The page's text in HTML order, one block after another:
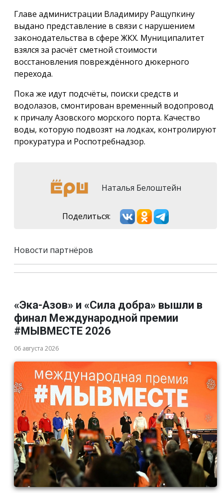
Главе администрации Владимиру Ращупкину
выдано представление в связи с нарушением
законодательства в сфере ЖКХ. Муниципалитет
взялся за расчёт сметной стоимости
восстановления повреждённого дюкерного
перехода.
Пока же идут подсчёты, поиски средств и
водолазов, смонтирован временный водопровод
к причалу Азовского морского порта. Качество
воды, которую подвозят на лодках, контролируют
прокуратура и Роспотребнадзор.
Наталья Белоштейн
Поделиться:
Новости партнёров
«Эка-Азов» и «Сила добра» вышли в
финал Международной премии
#МЫВМЕСТЕ 2026
06 августа 2026